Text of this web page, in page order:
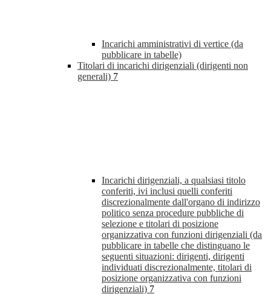
Incarichi amministrativi di vertice (da
pubblicare in tabelle)
Titolari di incarichi dirigenziali (dirigenti non
generali) 7
Incarichi dirigenziali, a qualsiasi titolo
conferiti, ivi inclusi quelli conferiti
discrezionalmente dall'organo di indirizzo
politico senza procedure pubbliche di
selezione e titolari di posizione
organizzativa con funzioni dirigenziali (da
pubblicare in tabelle che distinguano le
seguenti situazioni: dirigenti, dirigenti
individuati discrezionalmente, titolari di
posizione organizzativa con funzioni
dirigenziali) 7